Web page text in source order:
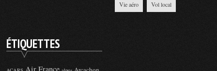
Vie aéro Vol local
ÉTIQUETTES